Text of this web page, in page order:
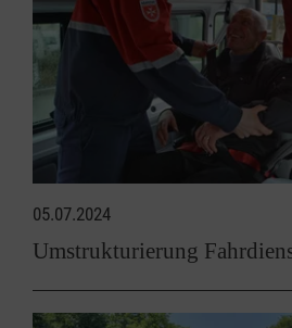
05.07.2024
Umstrukturierung